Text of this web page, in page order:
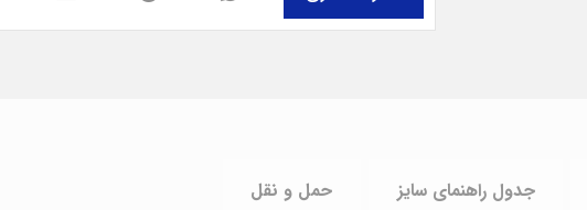
جدول راهنمای سایز حمل و نقل